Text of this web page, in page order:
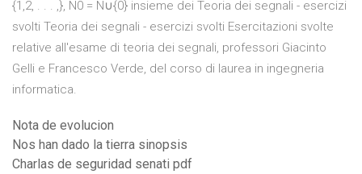
{1,2, . . . ,}, N0 = N∪{0} insieme dei Teoria dei segnali - esercizi
svolti Teoria dei segnali - esercizi svolti Esercitazioni svolte
relative all'esame di teoria dei segnali, professori Giacinto
Gelli e Francesco Verde, del corso di laurea in ingegneria
informatica.
Nota de evolucion
Nos han dado la tierra sinopsis
Charlas de seguridad senati pdf